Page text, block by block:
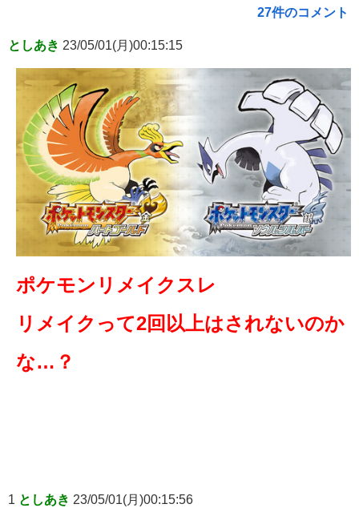
27件のコメント
としあき 23/05/01(月)00:15:15
ポケモンリメイクスレ
リメイクって2回以上はされないのか
な…？
1 としあき 23/05/01(月)00:15:56